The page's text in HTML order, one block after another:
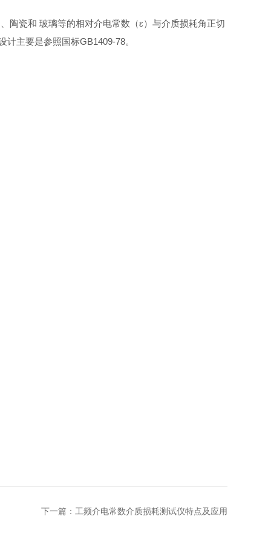
陶瓷和 玻璃等的相对介电常数（ε）与介质损耗角正切
主要是参照国标GB1409-78。
下一篇： 工频介电常数介质损耗测试仪特点及应用